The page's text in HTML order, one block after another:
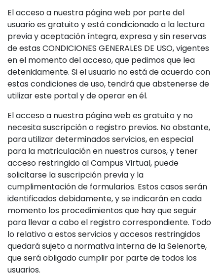
El acceso a nuestra página web por parte del
usuario es gratuito y está condicionado a la lectura
previa y aceptación íntegra, expresa y sin reservas
de estas CONDICIONES GENERALES DE USO, vigentes
en el momento del acceso, que pedimos que lea
detenidamente. Si el usuario no está de acuerdo con
estas condiciones de uso, tendrá que abstenerse de
utilizar este portal y de operar en él.
El acceso a nuestra página web es gratuito y no
necesita suscripción o registro previos. No obstante,
para utilizar determinados servicios, en especial
para la matriculación en nuestros cursos, y tener
acceso restringido al Campus Virtual, puede
solicitarse la suscripción previa y la
cumplimentación de formularios. Estos casos serán
identificados debidamente, y se indicarán en cada
momento los procedimientos que hay que seguir
para llevar a cabo el registro correspondiente. Todo
lo relativo a estos servicios y accesos restringidos
quedará sujeto a normativa interna de la Selenorte,
que será obligado cumplir por parte de todos los
usuarios.